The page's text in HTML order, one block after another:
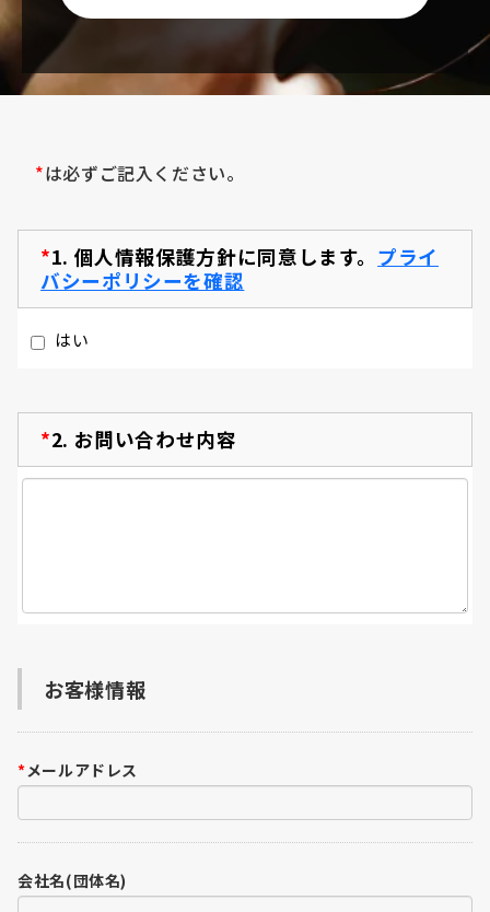
*は必ずご記入ください。
*1. 個人情報保護方針に同意します。 プライ
バシーポリシーを確認
はい
*2. お問い合わせ内容
お客様情報
*メールアドレス
会社名(団体名)